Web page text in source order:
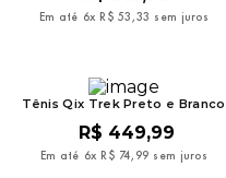
Em até 6x R$ 53 ,33 sem juros
Tênis Qix Trek Preto e Branco
R$ 449,99
Em até 6x R$ 74, 99 sem juros